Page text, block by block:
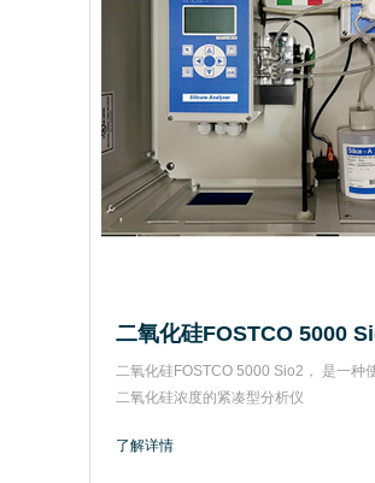
二氧化硅FOSTCO 5000
二氧化硅FOSTCO 5000 Sio2， 是一种
二氧化硅浓度的紧凑型分析仪
了解详情